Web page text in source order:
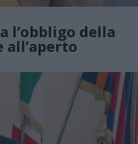
l’obbligo della
all’aperto